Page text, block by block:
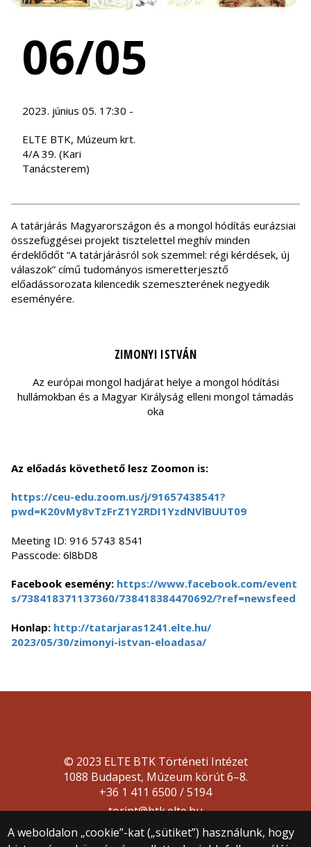
06/05
2023. június 05. 17:30 -
ELTE BTK, Múzeum krt.
4/A 39. (Kari
Tanácsterem)
A tatárjárás Magyarországon és a mongol hódítás eurázsiai
összefüggései projekt tisztelettel meghív minden
érdeklődőt “A tatárjárásról sok szemmel: régi kérdések, új
válaszok” című tudományos ismeretterjesztő
előadássorozata kilencedik szemeszterének negyedik
eseményére.
ZIMONYI ISTVÁN
Az európai mongol hadjárat helye a mongol hódítási
hullámokban és a Magyar Királyság elleni mongol támadás
oka
Az előadás követhető lesz Zoomon is:
https://ceu-edu.zoom.us/j/91657438541?
pwd=K20vMy8vTzFrZ1Y2RDI1YzdNVlBUUT09
Meeting ID: 916 5743 8541
Passcode: 6l8bD8
Facebook esemény: https://www.facebook.com/event
s/738418371137360/738418384470692/?ref=newsfeed
Honlap: http://tatarjaras1241.elte.hu/
2023/05/30/zimonyi-istvan-eloadasa/
A weboldalon „cookie”-kat („sütiket”) használunk, hogy
© 2023 ELTE BTK Történeti Intézet
1088 Budapest, Múzeum körút 6–8.
+36 1 411 6500 / 5194
torint@btk.elte.hu